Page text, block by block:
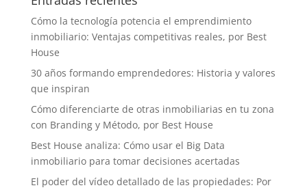
Cómo la tecnología potencia el emprendimiento
inmobiliario: Ventajas competitivas reales, por Best
House
30 años formando emprendedores: Historia y valores
que inspiran
Cómo diferenciarte de otras inmobiliarias en tu zona
con Branding y Método, por Best House
Best House analiza: Cómo usar el Big Data
inmobiliario para tomar decisiones acertadas
El poder del vídeo detallado de las propiedades: Por